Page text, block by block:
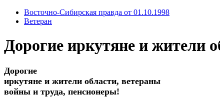
Восточно-Сибирская правда от 01.10.1998
Ветеран
Дорогие иркутяне и жители
Дорогие
иркутяне и жители области, ветераны
войны и труда, пенсионеры!